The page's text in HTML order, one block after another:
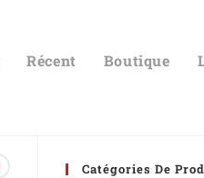
Récent Boutique
Catégories De